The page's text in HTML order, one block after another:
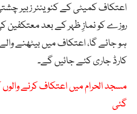
روزے کو نمازِ ظہر کے بعد معتکفین
ہو جائے گا، اعتکاف میں بیٹھنے
کارڈ جاری کئے جائیں گے۔
گئی